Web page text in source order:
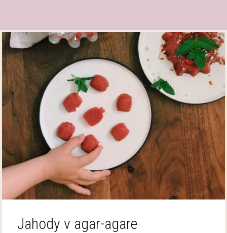
Jahody v agar-agare